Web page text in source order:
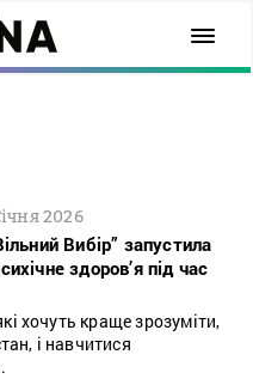
2026
Вибір” запустила
здоров’я під час
хочуть краще зрозуміти,
і навчитися